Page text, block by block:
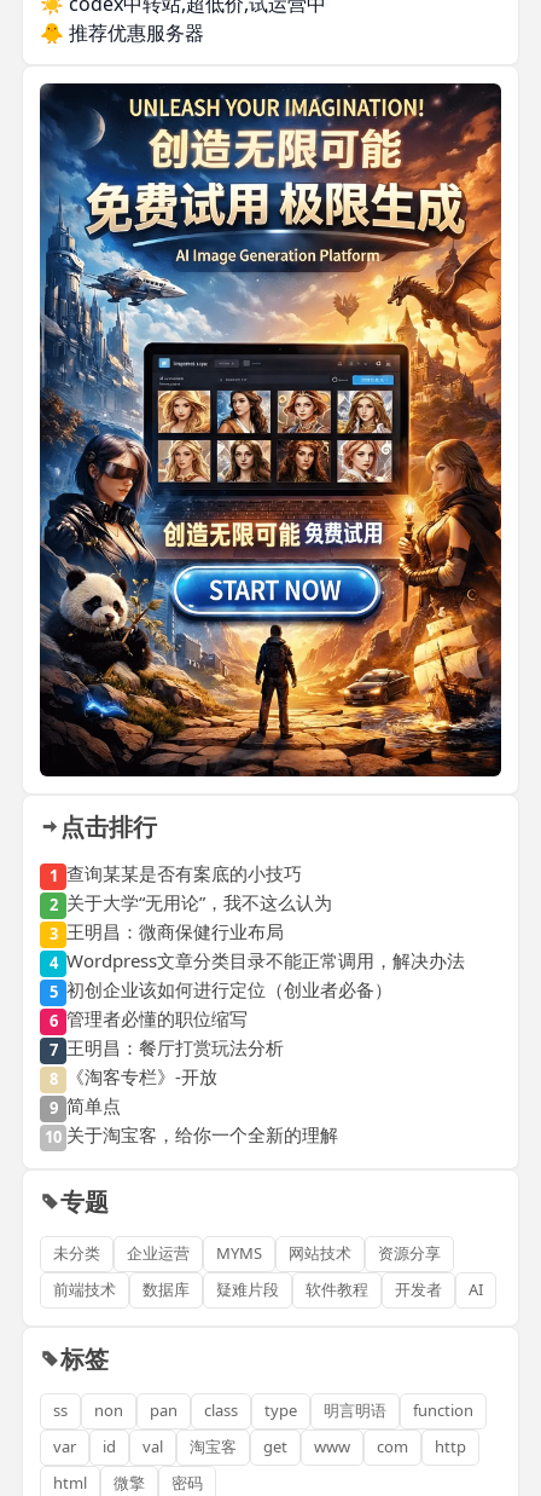
🐥 推荐优惠服务器
点击排行
1 查询某某是否有案底的小技巧
2 关于大学“无用论”，我不这么认为
3 王明昌：微商保健行业布局
4 Wordpress文章分类目录不能正常调用，解决办法
5 初创企业该如何进行定位（创业者必备）
6 管理者必懂的职位缩写
7 王明昌：餐厅打赏玩法分析
8 《淘客专栏》-开放
9 简单点
10 关于淘宝客，给你一个全新的理解
专题
未分类 企业运营 MYMS 网站技术
资源分享
前端技术
数据库 疑难片段 软件教程 开发者 AI
标签
ss non pan class type 明言明语
function
var
id val 淘宝客 get www com
http
html
微擎 密码